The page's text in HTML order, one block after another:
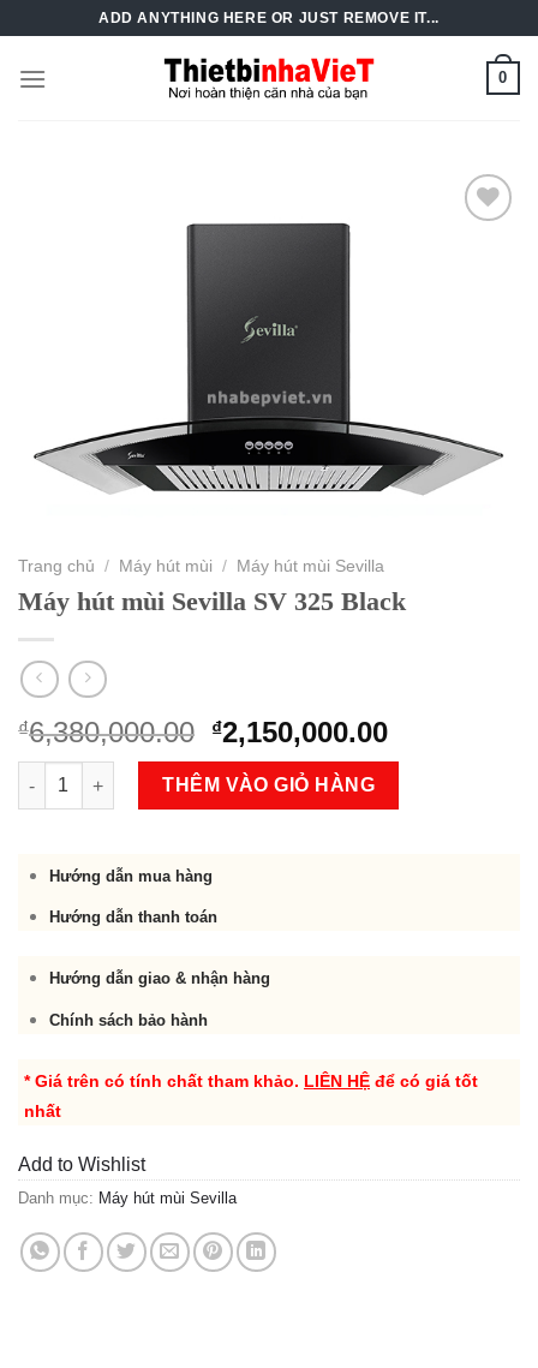
content
ADD ANYTHING HERE OR JUST REMOVE IT...
0
Trang chủ / Máy hút mùi / Máy hút mùi Sevilla
Máy hút mùi Sevilla SV 325 Black
₫6,380,000.00 Original
price
was:
₫6,380,000.00.
₫2,150,000.00Current
price
Máy hút mùi Sevilla SV 325 Black số lượng
THÊM VÀO GIỎ HÀNG
Hướng dẫn mua hàng
Hướng dẫn thanh toán
Hướng dẫn giao & nhận hàng
Chính sách bảo hành
* Giá trên có tính chất tham khảo. LIÊN HỆ để có giá tốt
nhất
Add to Wishlist
Danh mục: Máy hút mùi Sevilla